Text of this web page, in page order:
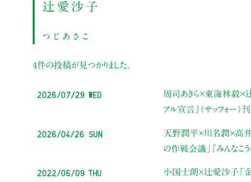
辻愛沙子
つじあさこ
4件の投稿が見つかりました。
2026/07/29 Wed 周司あきら×東海林毅×
アル宣言』（サッフォー）
2026/04/26 Sun 天野潤平×川名潤×高
の作戦会議」
『みんなこ
2022/06/09 Thu 小国士朗×辻愛沙子